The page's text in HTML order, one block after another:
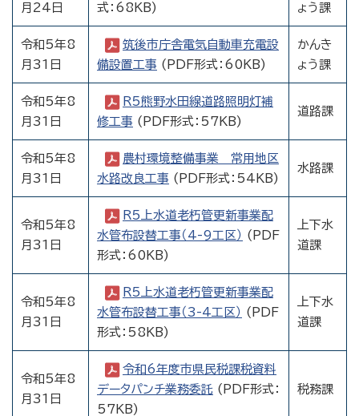
月24日
式：68KB)
ょう課
令和5年8
月31日
筑後市庁舎電気自動車充電設
備設置工事 (PDF形式：60KB)
かんき
ょう課
令和5年8
月31日
R5熊野水田線道路照明灯補
修工事 (PDF形式：57KB)
道路課
令和5年8
月31日
農村環境整備事業 常用地区
水路改良工事 (PDF形式：54KB)
水路課
令和5年8
月31日
R5上水道老朽管更新事業配
水管布設替工事（4-9工区） (PDF
形式：60KB)
上下水
道課
令和5年8
月31日
R5上水道老朽管更新事業配
水管布設替工事（3-4工区） (PDF
形式：58KB)
上下水
道課
令和5年8
月31日
令和6年度市県民税課税資料
データパンチ業務委託 (PDF形式：
57KB)
税務課